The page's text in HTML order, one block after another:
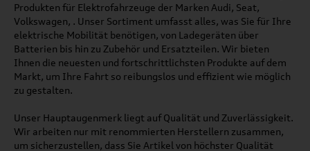
Produkten für Elektrofahrzeuge der Marken Audi, Seat,
Volkswagen, . Unser Sortiment umfasst alles, was Sie für Ihre
elektrische Mobilität benötigen, von Ladegeräten über
Batterien bis hin zu Zubehör und Ersatzteilen. Wir bieten
Ihnen die neuesten und fortschrittlichsten Produkte auf dem
Markt, um Ihre Fahrt so reibungslos und effizient wie möglich
zu gestalten.
Unser Hauptaugenmerk liegt auf Qualität und Zuverlässigkeit.
Wir arbeiten nur mit renommierten Herstellern zusammen,
um sicherzustellen, dass Sie Artikel von höchster Qualität